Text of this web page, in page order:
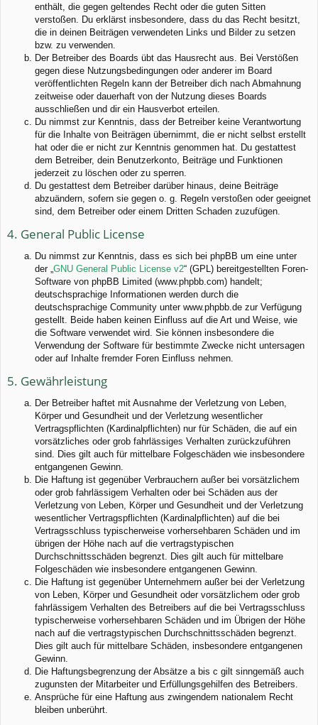
enthält, die gegen geltendes Recht oder die guten Sitten
verstoßen. Du erklärst insbesondere, dass du das Recht besitzt,
die in deinen Beiträgen verwendeten Links und Bilder zu setzen
bzw. zu verwenden.
Der Betreiber des Boards übt das Hausrecht aus. Bei Verstößen
gegen diese Nutzungsbedingungen oder anderer im Board
veröffentlichten Regeln kann der Betreiber dich nach Abmahnung
zeitweise oder dauerhaft von der Nutzung dieses Boards
ausschließen und dir ein Hausverbot erteilen.
Du nimmst zur Kenntnis, dass der Betreiber keine Verantwortung
für die Inhalte von Beiträgen übernimmt, die er nicht selbst erstellt
hat oder die er nicht zur Kenntnis genommen hat. Du gestattest
dem Betreiber, dein Benutzerkonto, Beiträge und Funktionen
jederzeit zu löschen oder zu sperren.
Du gestattest dem Betreiber darüber hinaus, deine Beiträge
abzuändern, sofern sie gegen o. g. Regeln verstoßen oder geeignet
sind, dem Betreiber oder einem Dritten Schaden zuzufügen.
4. General Public License
Du nimmst zur Kenntnis, dass es sich bei phpBB um eine unter
der „ GNU General Public License v2“ (GPL) bereitgestellten Foren-
Software von phpBB Limited (www.phpbb.com) handelt;
deutschsprachige Informationen werden durch die
deutschsprachige Community unter www.phpbb.de zur Verfügung
gestellt. Beide haben keinen Einfluss auf die Art und Weise, wie
die Software verwendet wird. Sie können insbesondere die
Verwendung der Software für bestimmte Zwecke nicht untersagen
oder auf Inhalte fremder Foren Einfluss nehmen.
5. Gewährleistung
Der Betreiber haftet mit Ausnahme der Verletzung von Leben,
Körper und Gesundheit und der Verletzung wesentlicher
Vertragspflichten (Kardinalpflichten) nur für Schäden, die auf ein
vorsätzliches oder grob fahrlässiges Verhalten zurückzuführen
sind. Dies gilt auch für mittelbare Folgeschäden wie insbesondere
entgangenen Gewinn.
Die Haftung ist gegenüber Verbrauchern außer bei vorsätzlichem
oder grob fahrlässigem Verhalten oder bei Schäden aus der
Verletzung von Leben, Körper und Gesundheit und der Verletzung
wesentlicher Vertragspflichten (Kardinalpflichten) auf die bei
Vertragsschluss typischerweise vorhersehbaren Schäden und im
übrigen der Höhe nach auf die vertragstypischen
Durchschnittsschäden begrenzt. Dies gilt auch für mittelbare
Folgeschäden wie insbesondere entgangenen Gewinn.
Die Haftung ist gegenüber Unternehmern außer bei der Verletzung
von Leben, Körper und Gesundheit oder vorsätzlichem oder grob
fahrlässigem Verhalten des Betreibers auf die bei Vertragsschluss
typischerweise vorhersehbaren Schäden und im Übrigen der Höhe
nach auf die vertragstypischen Durchschnittsschäden begrenzt.
Dies gilt auch für mittelbare Schäden, insbesondere entgangenen
Gewinn.
Die Haftungsbegrenzung der Absätze a bis c gilt sinngemäß auch
zugunsten der Mitarbeiter und Erfüllungsgehilfen des Betreibers.
Ansprüche für eine Haftung aus zwingendem nationalem Recht
bleiben unberührt.